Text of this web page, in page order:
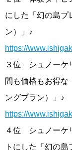
にした「幻の島プ
ン）」♪
https://
３位 シュノーケ
間も価格もお得な
ングプラン）」♪
https://
４位 シュノーケ
トにした「幻の